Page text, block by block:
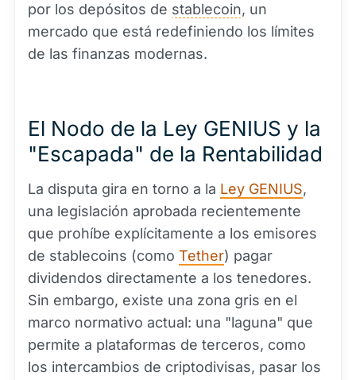
por los depósitos de stablecoin, un
mercado que está redefiniendo los límites
de las finanzas modernas.
El Nodo de la Ley GENIUS y la
"Escapada" de la Rentabilidad
La disputa gira en torno a la Ley GENIUS,
una legislación aprobada recientemente
que prohíbe explícitamente a los emisores
de stablecoins (como Tether) pagar
dividendos directamente a los tenedores.
Sin embargo, existe una zona gris en el
marco normativo actual: una "laguna" que
permite a plataformas de terceros, como
los intercambios de criptodivisas, pasar los